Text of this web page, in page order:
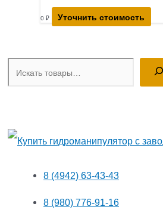
Поиск
8 (4942) 63-43-43
8 (980) 776-91-16
0 ₽ Уточнить стоимость